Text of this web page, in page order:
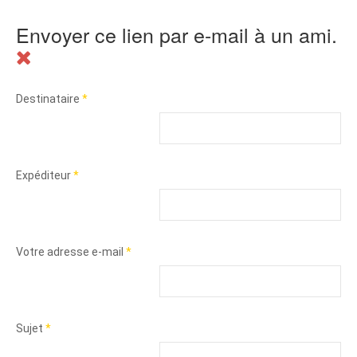
Envoyer ce lien par e-mail à un ami.
Destinataire *
Expéditeur*
Votre adresse e-mail *
Sujet *